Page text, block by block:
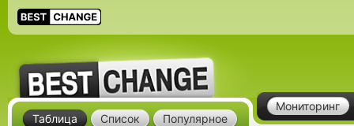
Мониторинг
Таблица Список Популярное